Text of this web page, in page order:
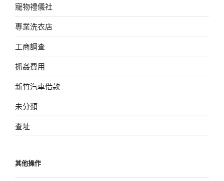
寵物禮儀社
專業洗衣店
工商調查
抓姦費用
新竹汽車借款
未分類
查址
其他操作